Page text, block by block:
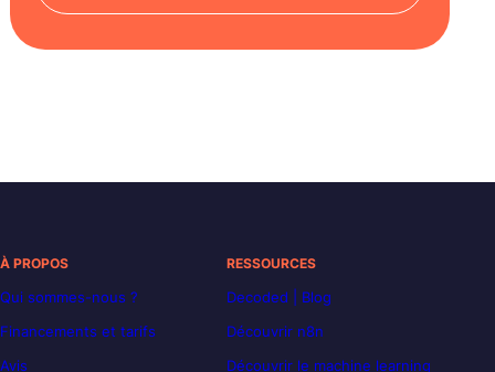
À PROPOS
Qui sommes-nous ?
Financements et tarifs
Avis
RESSOURCES
Decoded | Blog
Découvrir n8n
Découvrir le machine learning